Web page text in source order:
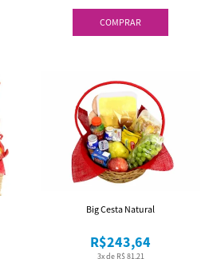
COMPRAR
3x de R$ 81,21
R$243,64
Big Cesta Natural